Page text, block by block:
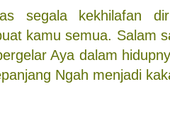
segala kekhilafan
kamu semua. Salam
Aya dalam
Ngah menjadi